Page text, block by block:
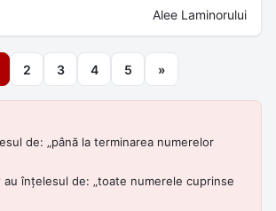
Alee Laminorului
2 3 4 5 »
de: „până la terminarea numerelor
au înțelesul de: „toate numerele cuprinse